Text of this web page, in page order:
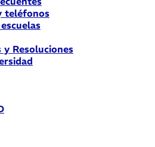
teléfonos
y Resoluciones